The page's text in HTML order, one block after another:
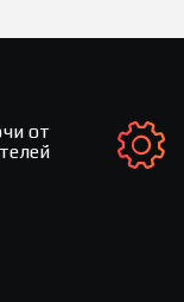
от